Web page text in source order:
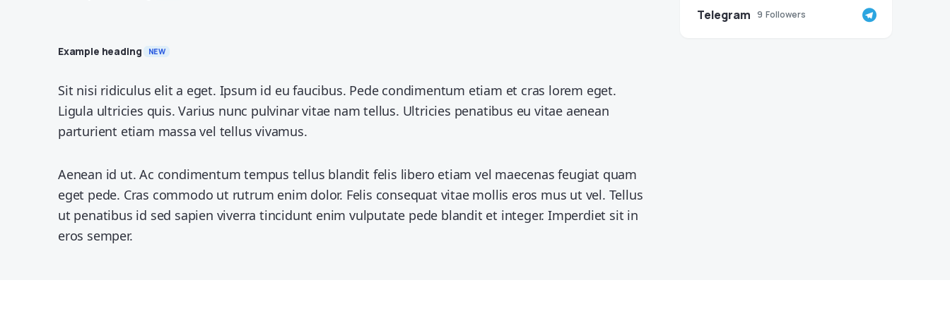
Example heading NEW
Sit nisi ridiculus elit a eget. Ipsum id eu faucibus. Pede condimentum etiam et cras lorem eget.
Ligula ultricies quis. Varius nunc pulvinar vitae nam tellus. Ultricies penatibus eu vitae aenean
parturient etiam massa vel tellus vivamus.
Aenean id ut. Ac condimentum tempus tellus blandit felis libero etiam vel maecenas feugiat quam
eget pede. Cras commodo ut rutrum enim dolor. Felis consequat vitae mollis eros mus ut vel. Tellus
ut penatibus id sed sapien viverra tincidunt enim vulputate pede blandit et integer. Imperdiet sit in
eros semper.
Telegram 9 Followers